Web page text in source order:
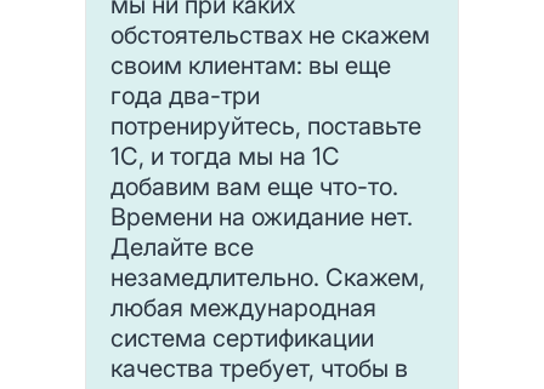
обстоятельствах не скажем
своим клиентам: вы еще
года два-три
потренируйтесь, поставьте
1С, и тогда мы на 1С
добавим вам еще что-то.
Времени на ожидание нет.
Делайте все
незамедлительно. Скажем,
любая международная
система сертификации
качества требует, чтобы в